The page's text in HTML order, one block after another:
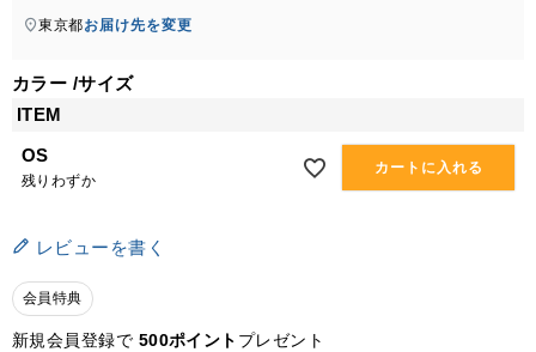
東京都お届け先を変更
カラー サイズ
ITEM
OS
残りわずか
カートに入れる
レビューを書く
会員特典
新規会員登録で 500ポイント プレゼント